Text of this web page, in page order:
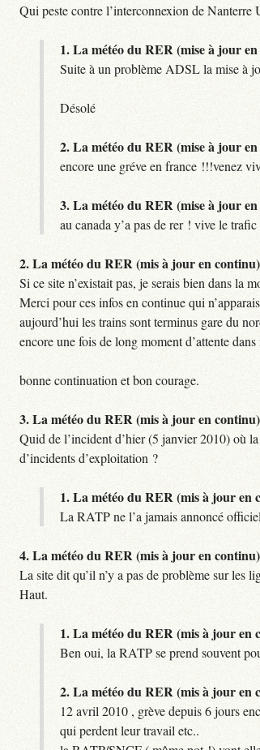
Qui peste contre l’interconnexion de Nanterre
1.La météo du RER (mise à jour
Suite à un problème ADSL la mise à
Désolé
2.La météo du RER (mise à jour
encore une gréve en france !!!venez
3.La météo du RER (mise à jour
au canada y’a pas de rer ! vive le
2.La météo du RER (mis à jour en
Si ce site n’existait pas, je serais bien dans la
Merci pour ces infos en continue qui
aujourd’hui les trains sont terminus gare du
encore une fois de long moment d’attente
bonne continuation et bon courage.
3.La météo du RER (mis à jour en
Quid de l’incident d’hier (5 janvier 2010) où
d’incidents d’exploitation ?
1.La météo du RER (mis à jour en
La RATP ne l’a jamais annoncé
4.La météo du RER (mis à jour en
La site dit qu’il n’y a pas de problème sur les
Haut.
1.La météo du RER (mis à jour en
Ben oui, la RATP se prend souvent
2.La météo du RER (mis à jour en
12 avril 2010 , grève depuis 6 jours
qui perdent leur travail etc..